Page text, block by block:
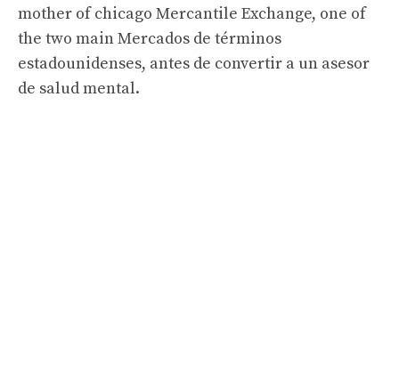
mother of chicago Mercantile Exchange, one of
the two main Mercados de términos
estadounidenses, antes de convertir a un asesor
de salud mental.